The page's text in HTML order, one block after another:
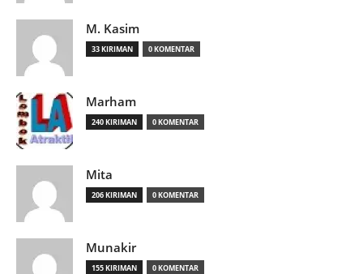
M. Kasim
33 KIRIMAN 0 KOMENTAR
Marham
240 KIRIMAN 0 KOMENTAR
Mita
206 KIRIMAN 0 KOMENTAR
Munakir
155 KIRIMAN 0 KOMENTAR